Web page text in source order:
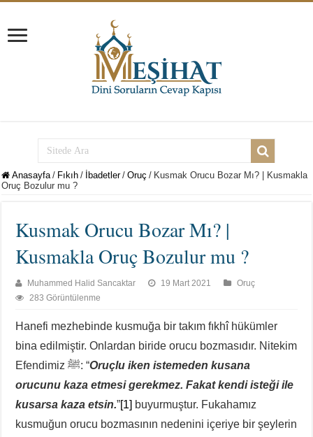
Anasayfa / Fıkıh / İbadetler / Oruç / Kusmak Orucu Bozar Mı? | Kusmakla
Oruç Bozulur mu ?
Kusmak Orucu Bozar Mı? |
Kusmakla Oruç Bozulur mu ?
Muhammed Halid Sancaktar 19 Mart 2021
Oruç
283 Görüntülenme
Hanefi mezhebinde kusmuğa bir takım fıkhî hükümler
bina edilmiştir. Onlardan biride orucu bozmasıdır. Nitekim
Efendimiz ﷺ: “Oruçlu iken istemeden kusana
orucunu kaza etmesi gerekmez. Fakat kendi isteği ile
kusarsa kaza etsin.”[1] buyurmuştur. Fukahamız
kusmuğun orucu bozmasının nedenini içeriye bir şeylerin